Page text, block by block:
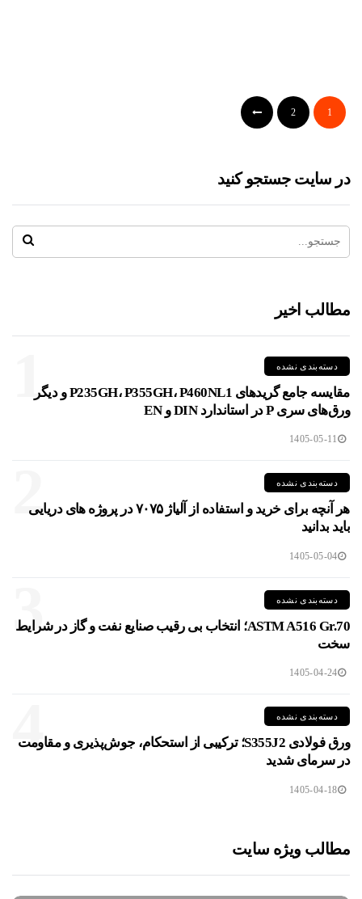
ابعاد مختلف
m.yosefi
1398-06-04
1
2
در سایت جستجو کنید
مطالب اخیر
1 دسته‌بندی نشده
مقایسه جامع گریدهای P235GH، P355GH، P460NL1 و دیگر
ورق‌های سری P در استاندارد DIN و EN
1405-05-11
2 دسته‌بندی نشده
هر آنچه برای خرید و استفاده از آلیاژ ۷۰۷۵ در پروژه های دریایی
باید بدانید
1405-05-04
3 دسته‌بندی نشده
ASTM A516 Gr.70؛ انتخاب بی رقیب صنایع نفت و گاز در شرایط
سخت
1405-04-24
4 دسته‌بندی نشده
ورق فولادی S355J2؛ ترکیبی از استحکام، جوش‌پذیری و مقاومت
در سرمای شدید
1405-04-18
مطالب ویژه سایت